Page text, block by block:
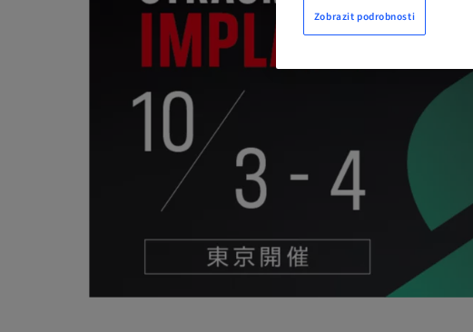
Zobrazit podrobnosti